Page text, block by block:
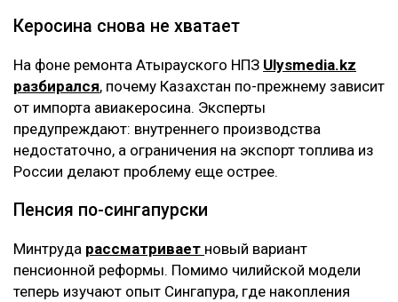
Керосина снова не хватает
На фоне ремонта Атырауского НПЗ Ulysmedia.kz
разбирался, почему Казахстан по-прежнему зависит
от импорта авиакеросина. Эксперты
предупреждают: внутреннего производства
недостаточно, а ограничения на экспорт топлива из
России делают проблему еще острее.
Пенсия по-сингапурски
Минтруда рассматривает новый вариант
пенсионной реформы. Помимо чилийской модели
теперь изучают опыт Сингапура, где накопления